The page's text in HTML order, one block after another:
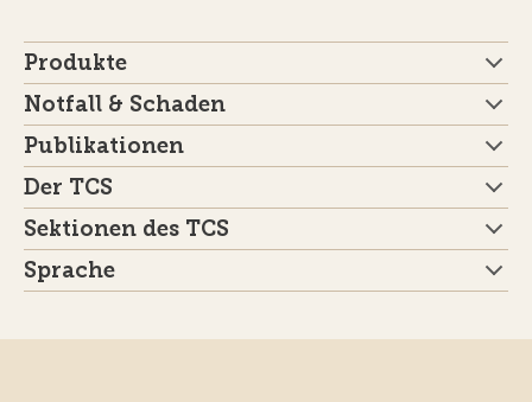
Produkte
Notfall & Schaden
Publikationen
Der TCS
Sektionen des TCS
Sprache